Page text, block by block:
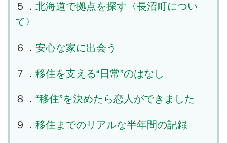
５． 北海道で拠点を探す〈長沼町につい
て〉
６． 安心な家に出会う
７． 移住を支える“日常”のはなし
８． “移住”を決めたら恋人ができました
９． 移住までのリアルな半年間の記録